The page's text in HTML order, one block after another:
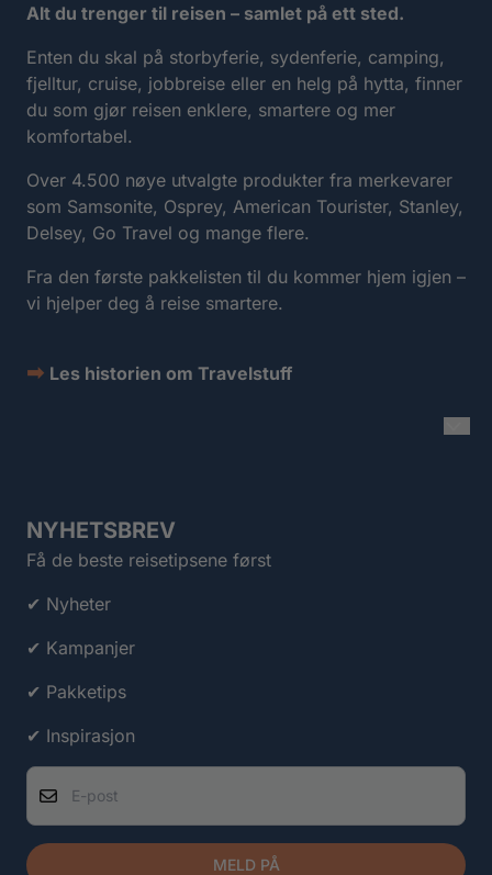
Alt du trenger til reisen – samlet på ett sted.
Enten du skal på storbyferie, sydenferie, camping,
fjelltur, cruise, jobbreise eller en helg på hytta, finner
du som gjør reisen enklere, smartere og mer
komfortabel.
Over 4.500 nøye utvalgte produkter fra merkevarer
som Samsonite, Osprey, American Tourister, Stanley,
Delsey, Go Travel og mange flere.
Fra den første pakkelisten til du kommer hjem igjen –
vi hjelper deg å reise smartere.
➡ Les historien om Travelstuff
NYHETSBREV
Få de beste reisetipsene først
✔ Nyheter
✔ Kampanjer
✔ Pakketips
✔ Inspirasjon
E-post
MELD PÅ